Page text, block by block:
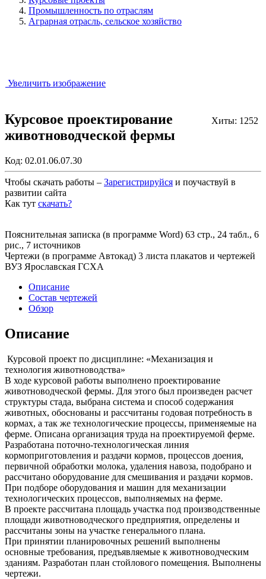
Промышленность по отраслям
Аграрная отрасль, сельское хозяйство
Увеличить изображение
Хиты: 1252
Курсовое проектирование
животноводческой фермы
Код: 02.01.06.07.30
Чтобы скачать работы – Зарегистрируйся и поучаствуй в
развитии сайта
Как тут скачать?
Пояснительная записка (в программе Word) 63 стр., 24 табл., 6
рис., 7 источников
Чертежи (в программе Автокад) 3 листа плакатов и чертежей
ВУЗ Ярославская ГСХА
Описание
Состав чертежей
Обзор
Описание
Курсовой проект по дисциплине: «Механизация и
технология животноводства»
В ходе курсовой работы выполнено проектирование
животноводческой фермы. Для этого был произведен расчет
структуры стада, выбрана система и способ содержания
животных, обоснованы и рассчитаны годовая потребность в
кормах, а так же технологические процессы, применяемые на
ферме. Описана организация труда на проектируемой ферме.
Разработана поточно-технологическая линия
кормоприготовления и раздачи кормов, процессов доения,
первичной обработки молока, удаления навоза, подобрано и
рассчитано оборудование для смешивания и раздачи кормов.
При подборе оборудования и машин для механизации
технологических процессов, выполняемых на ферме.
В проекте рассчитана площадь участка под производственные
площади животноводческого предприятия, определены и
рассчитаны зоны на участке генерального плана.
При принятии планировочных решений выполнены
основные требования, предъявляемые к животноводческим
зданиям. Разработан план стойлового помещения. Выполнены
чертежи.